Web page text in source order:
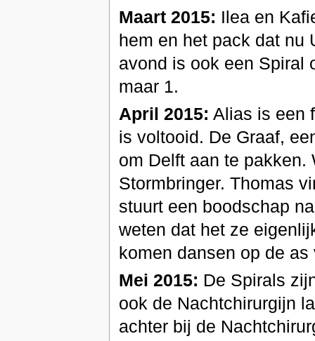
Maart 2015: Ilea en
hem en het pack dat nu
avond is ook een Spiral
maar 1.
April 2015: Alias is een
is voltooid. De Graaf,
om Delft aan te pakken.
Stormbringer. Thomas
stuurt een boodschap
weten dat het ze
komen dansen op de as
Mei 2015: De Spirals
ook de Nachtchirurgijn
achter bij de